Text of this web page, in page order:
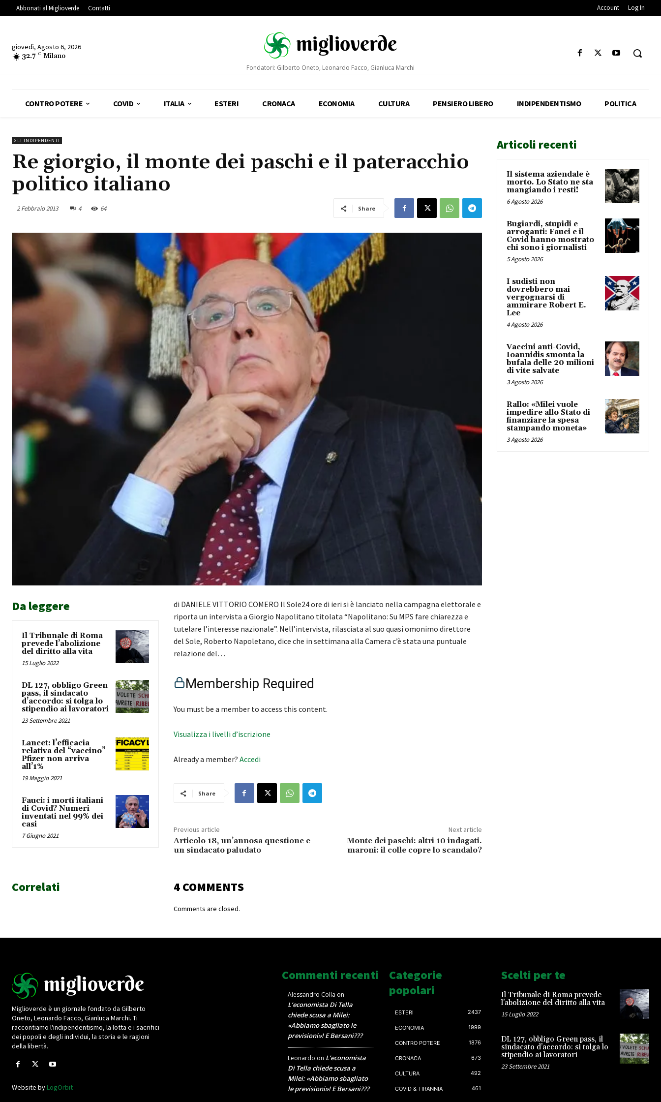
Abbonati al Miglioverde Contatti Account Log In
giovedì, Agosto 6, 2026
32.7 C Milano
Fondatori: Gilberto Oneto, Leonardo Facco, Gianluca Marchi
CONTRO POTERE COVID ITALIA ESTERI CRONACA ECONOMIA CULTURA PENSIERO LIBERO INDIPENDENTISMO POLITICA
GLI INDIPENDENTI
Re giorgio, il monte dei paschi e il pateracchio
politico italiano
2 Febbraio 2013 4 64 Share
Da leggere
Il Tribunale di Roma
prevede l’abolizione
del diritto alla vita
15 Luglio 2022
DL 127, obbligo Green
pass, il sindacato
d’accordo: si tolga lo
stipendio ai lavoratori
23 Settembre 2021
Lancet: l’efficacia
relativa del “vaccino”
Pfizer non arriva
all’1%
19 Maggio 2021
Fauci: i morti italiani
di Covid? Numeri
inventati nel 99% dei
casi
7 Giugno 2021
di DANIELE VITTORIO COMERO Il Sole24 ore di ieri si è lanciato nella campagna elettorale e
riporta un intervista a Giorgio Napolitano titolata “Napolitano: Su MPS fare chiarezza e
tutelare l’interesse nazionale”. Nell’intervista, rilasciata al suo quasi omonimo direttore
del Sole, Roberto Napoletano, dice che in settimana alla Camera c’è stata una puntuale
relazione del…
Membership Required
You must be a member to access this content.
Visualizza i livelli d’iscrizione
Already a member? Accedi
Share
Previous article
Articolo 18, un’annosa questione e
un sindacato paludato
Next article
Monte dei paschi: altri 10 indagati.
maroni: il colle copre lo scandalo?
Correlati 4 COMMENTS
Comments are closed.
Articoli recenti
Il sistema aziendale è
morto. Lo Stato ne sta
mangiando i resti!
6 Agosto 2026
Bugiardi, stupidi e
arroganti: Fauci e il
Covid hanno mostrato
chi sono i giornalisti
5 Agosto 2026
I sudisti non
dovrebbero mai
vergognarsi di
ammirare Robert E.
Lee
4 Agosto 2026
Vaccini anti-Covid,
Ioannidis smonta la
bufala delle 20 milioni
di vite salvate
3 Agosto 2026
Rallo: «Milei vuole
impedire allo Stato di
finanziare la spesa
stampando moneta»
3 Agosto 2026
Miglioverde è un giornale fondato da Gilberto
Oneto, Leonardo Facco, Gianluca Marchi. Ti
raccontiamo l'indipendentismo, la lotta e i sacrifici
dei popoli e degli individui, la storia e le ragioni
della libertà.
Website byLogOrbit
Commenti recenti
Alessandro Colla on
L’economista Di Tella
chiede scusa a Milei:
«Abbiamo sbagliato le
previsioni»! E Bersani???
Leonardo on L’economista
Di Tella chiede scusa a
Milei: «Abbiamo sbagliato
le previsioni»! E Bersani???
Categorie
popolari
ESTERI 2437
ECONOMIA 1999
CONTRO POTERE 1876
CRONACA 673
CULTURA 492
COVID & TIRANNIA 461
Scelti per te
Il Tribunale di Roma prevede
l’abolizione del diritto alla vita
15 Luglio 2022
DL 127, obbligo Green pass, il
sindacato d’accordo: si tolga lo
stipendio ai lavoratori
23 Settembre 2021